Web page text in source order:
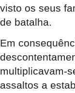
visto os seus
de batalha.
Em
multiplicavam-
assaltos a